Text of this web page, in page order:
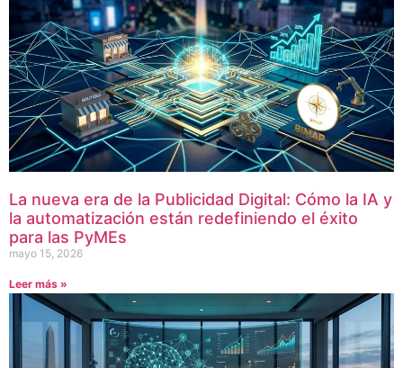
La nueva era de la Publicidad Digital: Cómo la IA y
la automatización están redefiniendo el éxito
para las PyMEs
mayo 15, 2026
Leer más »